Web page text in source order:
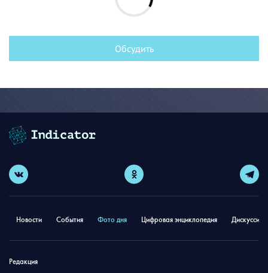
Обсудить
Новости События Фото дня Цифровая энциклопедия
Редакция